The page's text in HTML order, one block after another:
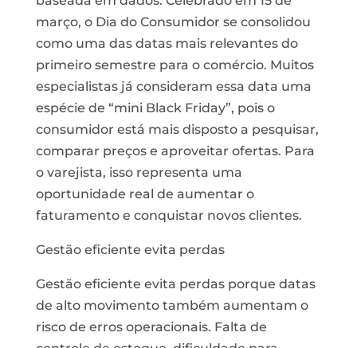
março, o Dia do Consumidor se consolidou
como uma das datas mais relevantes do
primeiro semestre para o comércio. Muitos
especialistas já consideram essa data uma
espécie de “mini Black Friday”, pois o
consumidor está mais disposto a pesquisar,
comparar preços e aproveitar ofertas. Para
o varejista, isso representa uma
oportunidade real de aumentar o
faturamento e conquistar novos clientes.
Gestão eficiente evita perdas
Gestão eficiente evita perdas porque datas
de alto movimento também aumentam o
risco de erros operacionais. Falta de